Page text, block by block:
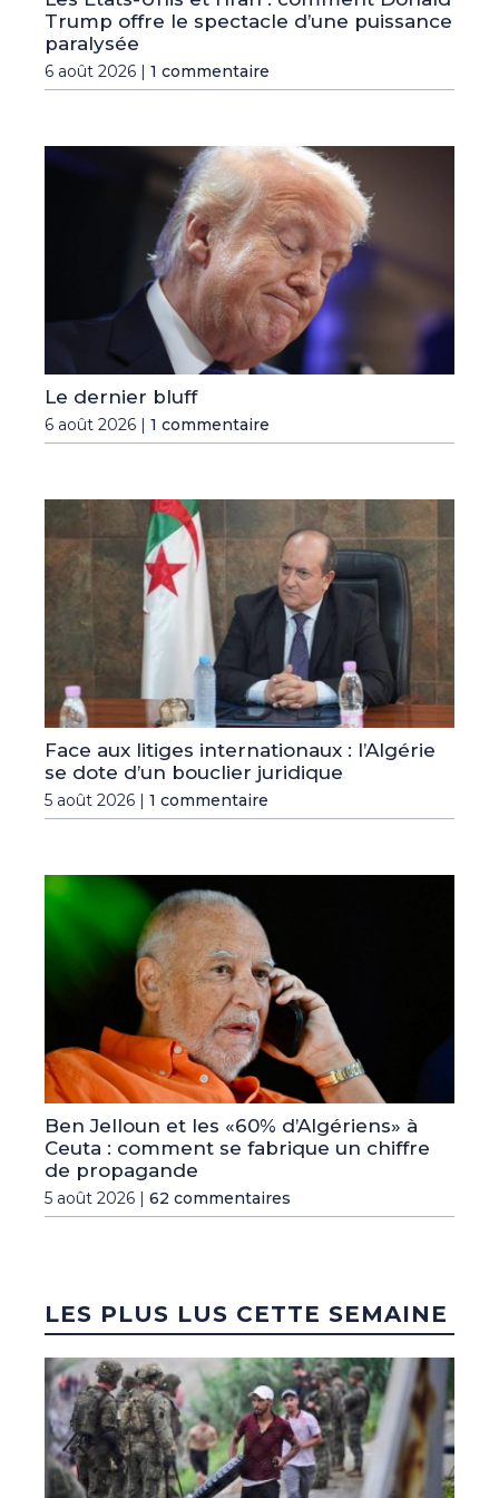
Trump offre le spectacle d’une puissance
paralysée
6 août 2026 | 1 commentaire
Le dernier bluff
6 août 2026 | 1 commentaire
Face aux litiges internationaux : l’Algérie
se dote d’un bouclier juridique
5 août 2026 | 1 commentaire
Ben Jelloun et les «60% d’Algériens» à
Ceuta : comment se fabrique un chiffre
de propagande
5 août 2026 | 62 commentaires
LES PLUS LUS CETTE SEMAINE